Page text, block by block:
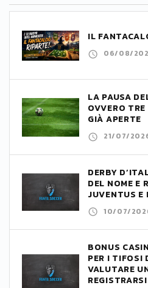
IL
06/08/
LA PAUSA
OVVERO
GIÀ APERTE
21/07/
DERBY
DEL NOME E
JUVENTUS E
10/07/
BONUS
PER I TIFOSI
VALUTARE
REGISTRARSI